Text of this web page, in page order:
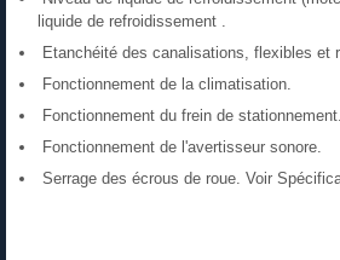
liquide de refroidissement .
Etanchéité des canalisations, flexibles et
Fonctionnement de la climatisation.
Fonctionnement du frein de stationnement.
Fonctionnement de l'avertisseur sonore.
Serrage des écrous de roue. Voir